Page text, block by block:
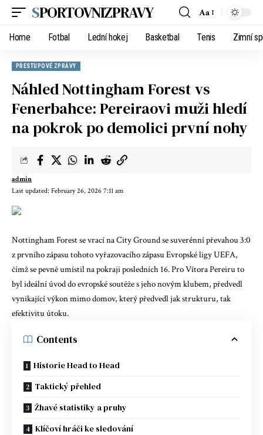
SPORTOVNIZPRAVY Aa
Home Fotbal Lední hokej Basketbal Tenis Zimní
PŘESTUPOVÉ ZPRÁVY
Náhled Nottingham Forest vs
Fenerbahce: Pereiraovi muži hledí
na pokrok po demolici první nohy
Last updated: February 26, 2026 7:11 am
admin
Nottingham Forest se vrací na City Ground se suverénní převahou 3:0
z prvního zápasu tohoto vyřazovacího zápasu Evropské ligy UEFA,
čímž se pevně umístil na pokraji posledních 16. Pro Vítora Pereiru to
byl ideální úvod do evropské soutěže s jeho novým klubem, předvedl
vynikající výkon mimo domov, který předvedl jak strukturu, tak
efektivitu útoku.
Contents
Historie Head to Head
Taktický přehled
Žhavé statistiky a pruhy
Klíčoví hráči ke sledování